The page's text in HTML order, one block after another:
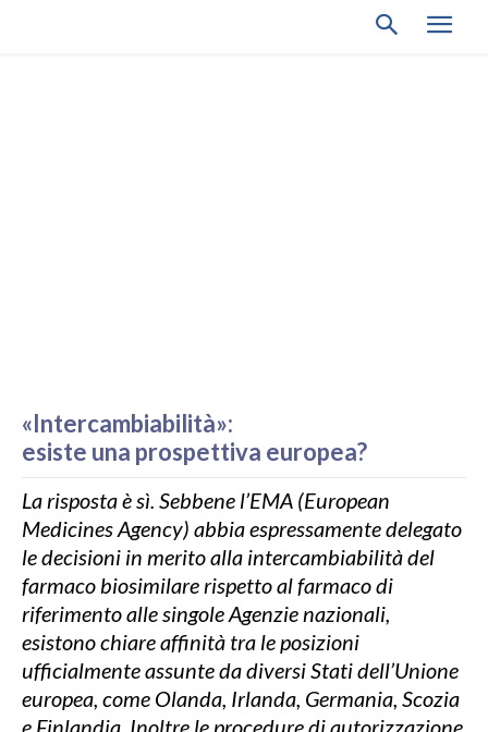
«Intercambiabilità»:
esiste una prospettiva europea?
La risposta è sì. Sebbene l’EMA (European
Medicines Agency) abbia espressamente delegato
le decisioni in merito alla intercambiabilità del
farmaco biosimilare rispetto al farmaco di
riferimento alle singole Agenzie nazionali,
esistono chiare affinità tra le posizioni
ufficialmente assunte da diversi Stati dell’Unione
europea, come Olanda, Irlanda, Germania, Scozia
e Finlandia. Inoltre le procedure di autorizzazione